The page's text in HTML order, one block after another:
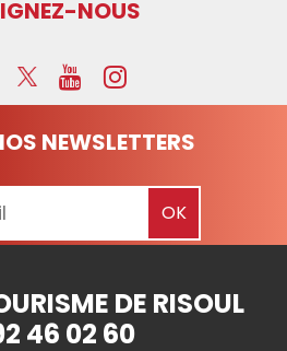
NOUS
NEWSLETTERS
DE RISOUL
46 02 60